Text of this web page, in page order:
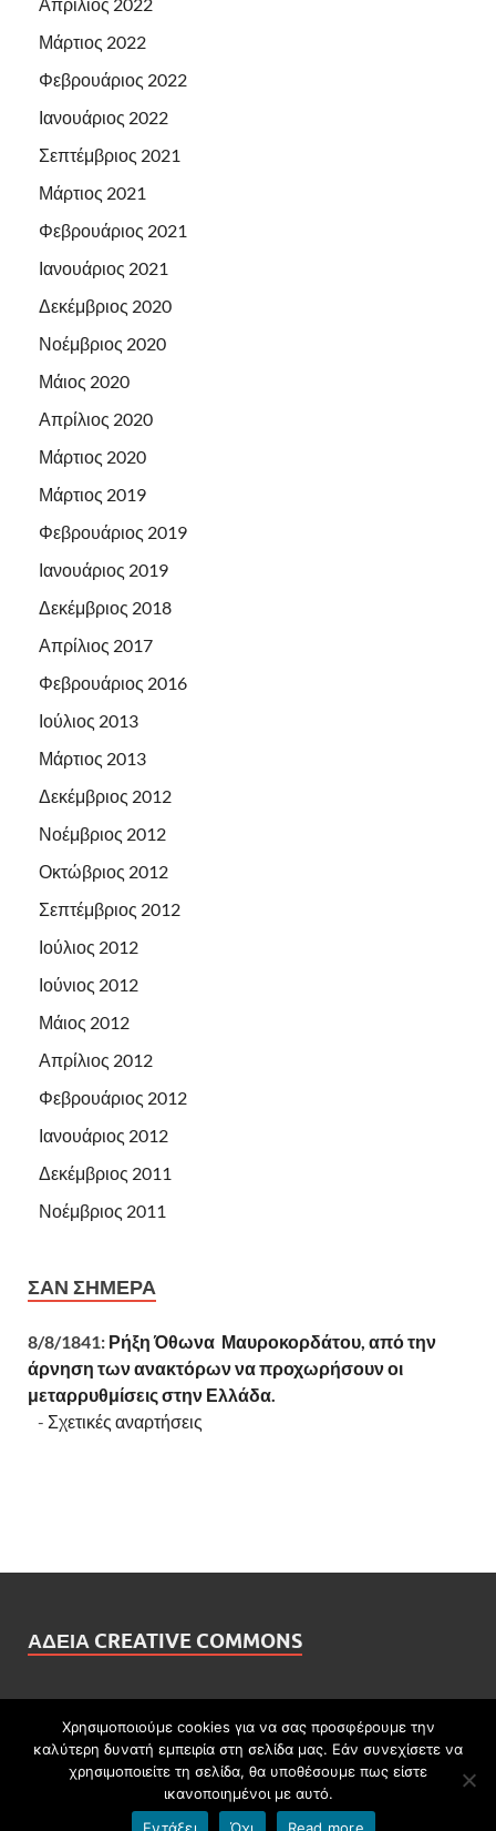
Απρίλιος 2022
Μάρτιος 2022
Φεβρουάριος 2022
Ιανουάριος 2022
Σεπτέμβριος 2021
Μάρτιος 2021
Φεβρουάριος 2021
Ιανουάριος 2021
Δεκέμβριος 2020
Νοέμβριος 2020
Μάιος 2020
Απρίλιος 2020
Μάρτιος 2020
Μάρτιος 2019
Φεβρουάριος 2019
Ιανουάριος 2019
Δεκέμβριος 2018
Απρίλιος 2017
Φεβρουάριος 2016
Ιούλιος 2013
Μάρτιος 2013
Δεκέμβριος 2012
Νοέμβριος 2012
Οκτώβριος 2012
Σεπτέμβριος 2012
Ιούλιος 2012
Ιούνιος 2012
Μάιος 2012
Απρίλιος 2012
Φεβρουάριος 2012
Ιανουάριος 2012
Δεκέμβριος 2011
Νοέμβριος 2011
ΣΑΝ ΣΉΜΕΡΑ
8/8/1841: Ρήξη Όθωνα  Μαυροκορδάτου, από την
άρνηση των ανακτόρων να προχωρήσουν οι
μεταρρυθμίσεις στην Ελλάδα.
- Σχετικές αναρτήσεις
ΆΔΕΙΑ CREATIVE COMMONS
Πνευματικά δικαιώματα © 2026 ΓΕΝΙΚΟ ΛΥΚΕΙΟ ΑΓΙΑΣ.
blogs.sch.grκαιHitMag.
Χρησιμοποιούμε cookies για να σας προσφέρουμε την
καλύτερη δυνατή εμπειρία στη σελίδα μας. Εάν συνεχίσετε να
χρησιμοποιείτε τη σελίδα, θα υποθέσουμε πως είστε
ικανοποιημένοι με αυτό.
Εντάξει
Όχι Read more